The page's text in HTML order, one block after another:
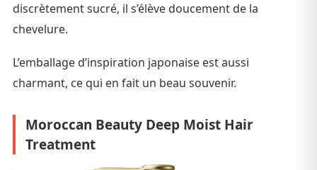
discrètement sucré, il s’élève doucement de la
chevelure.
L’emballage d’inspiration japonaise est aussi
charmant, ce qui en fait un beau souvenir.
Moroccan Beauty Deep Moist Hair
Treatment